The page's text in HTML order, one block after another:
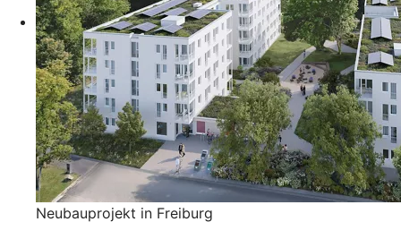
Neubauprojekt in Freiburg